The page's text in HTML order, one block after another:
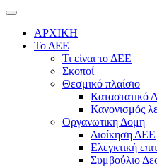
ΑΡΧΙΚΗ
Το ΔΕΕ
Τι είναι το ΔΕΕ
Σκοποί
Θεσμικό πλαίσιο
Καταστατικό
Κανονισμός
Οργανωτικη Δομη
Διοίκηση ΔΕΕ
Ελεγκτική
Συμβούλιο